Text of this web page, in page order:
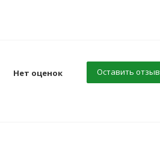
Нет оценок Оставить отзыв